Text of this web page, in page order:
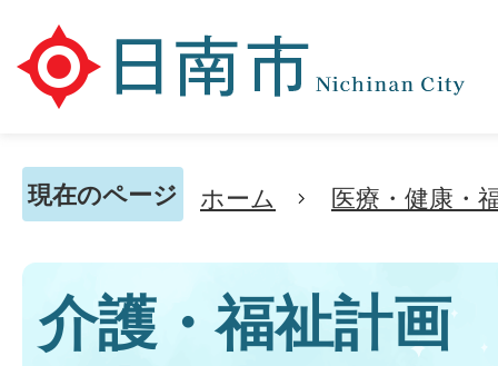
現在のページ ホーム 医療・健康・
介護・福祉計画